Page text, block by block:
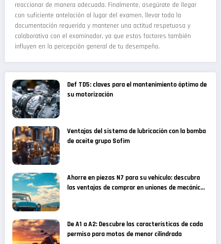
reaccionar de manera adecuada. Finalmente, asegúrate de llegar
con suficiente antelación al lugar del examen, llevar toda la
documentación requerida y mantener una actitud respetuosa y
colaborativa con el examinador, ya que estos factores también
influyen en la percepción general de tu desempeño.
Def TD5: claves para el mantenimiento óptimo de
su motorización
Ventajas del sistema de lubricación con la bomba
de aceite grupo Sofim
Ahorre en piezas N7 para su vehículo: descubra
las ventajas de comprar en uniones de mecánicos
De A1 a A2: Descubre las características de cada
permiso para motos de menor cilindrada